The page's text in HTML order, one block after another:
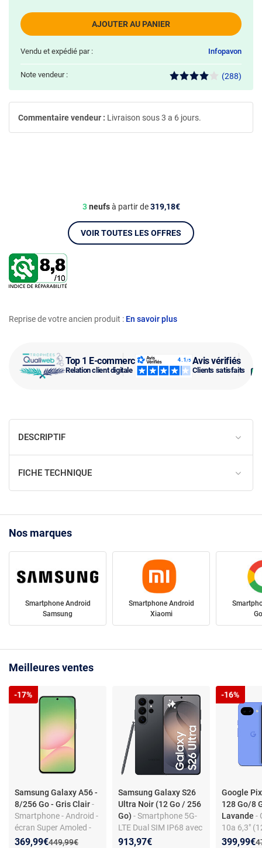
Top 1 E-commerce
Relation client digitale
Avis vérifiés
Clients satisfaits
Reprise de votre ancien produit : En savoir plus
AJOUTER AU PANIER
Vendu et expédié par : Infopavon
Note vendeur : (288)
3neufsà partir de319,18€
VOIR TOUTES LES OFFRES
Commentaire vendeur : Livraison sous 3 a 6 jours.
DESCRIPTIF
FICHE TECHNIQUE
Nos marques
Smartphone Android
Samsung
Smartphone Android
Xiaomi
Meilleures ventes
Samsung Galaxy A56 -
8/256 Go - Gris Clair-
Smartphone - Android -
écran Super Amoled -
5G - triple appareil
Ancien prix :
449,99€
Nouveau prix :
369,99€
Réduction de :
-17%
Samsung Galaxy S26
Ultra Noir (12 Go / 256
Go)- Smartphone 5G-
LTE Dual SIM IP68 avec
Galaxy AI - Snapdragon
913,97€
Google
128 Go/8
Lavande-
10a 6,3"
RAM) Dual
Nouveau
399,99€
-16%